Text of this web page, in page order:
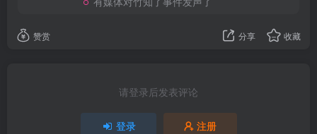
赞赏 分享 收藏
请登录后发表评论
登录 注册